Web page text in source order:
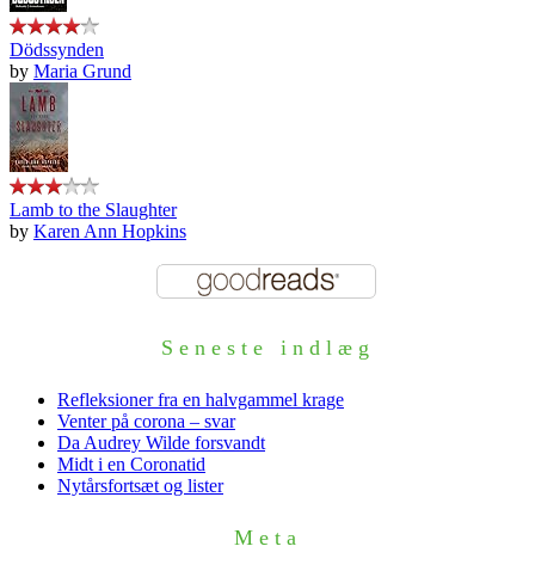
Dödssynden
by Maria Grund
Lamb to the Slaughter
by Karen Ann Hopkins
Seneste indlæg
Refleksioner fra en halvgammel krage
Venter på corona – svar
Da Audrey Wilde forsvandt
Midt i en Coronatid
Nytårsfortsæt og lister
Meta